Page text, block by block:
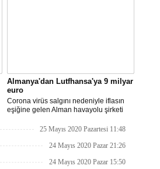
Almanya'dan Lutfhansa'ya 9 milyar
euro
Corona virüs salgını nedeniyle iflasın
eşiğine gelen Alman havayolu şirketi
anlaşma sağlandı.25 Mayıs 2020 Pazartesi 11:48
24 Mayıs 2020 Pazar 21:26
24 Mayıs 2020 Pazar 15:50